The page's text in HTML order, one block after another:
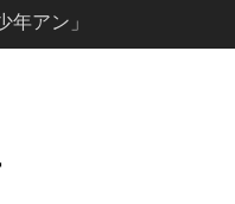
アン」
スト・
らすじ